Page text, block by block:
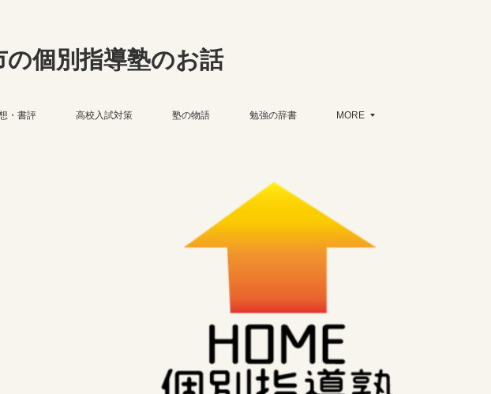
の個別指導塾のお話
・書評 高校入試対策 塾の物語 勉強の辞書 MORE